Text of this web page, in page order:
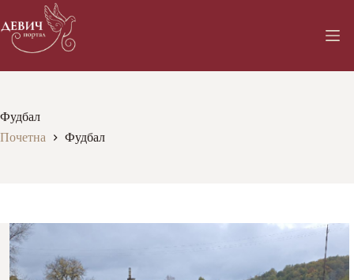
to
content
Фудбал
Почетна
Фудбал